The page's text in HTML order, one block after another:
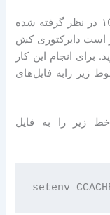
به صورت پیش فرض، اندازه فضای کش ۱GB در نظر گرفته شده
است دایرکتوری کش
برای انجام این کار
زیر رابه فایل‌های